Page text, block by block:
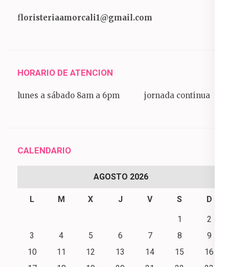
floristeriaamorcali1@gmail.com
HORARIO DE ATENCION
lunes a sábado 8am a 6pm jornada continua
CALENDARIO
AGOSTO 2026
L M X J V S D
1
2
3
4 5 6 7 8
9
10
11 12 13 14 15
16